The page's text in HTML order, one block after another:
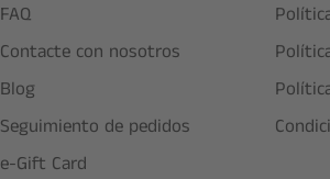
FAQ
Contacte con nosotros
Blog
Seguimiento de pedidos
e-Gift Card